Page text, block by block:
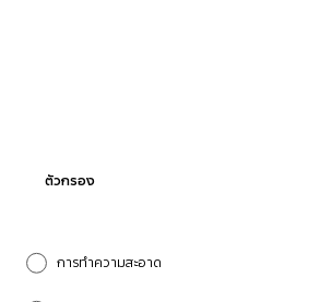
ตัวกรอง
การทำความสะอาด